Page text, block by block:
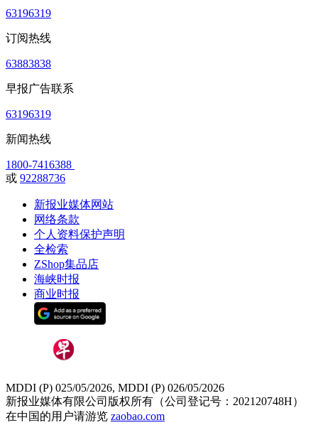
63196319
订阅热线
63883838
早报广告联系
63196319
新闻热线
1800-7416388
或 92288736
新报业媒体网站
网络条款
个人资料保护声明
全检索
ZShop集品店
海峡时报
商业时报
MDDI (P) 025/05/2026, MDDI (P) 026/05/2026
新报业媒体有限公司版权所有（公司登记号：202120748H）
在中国的用户请游览 zaobao.com